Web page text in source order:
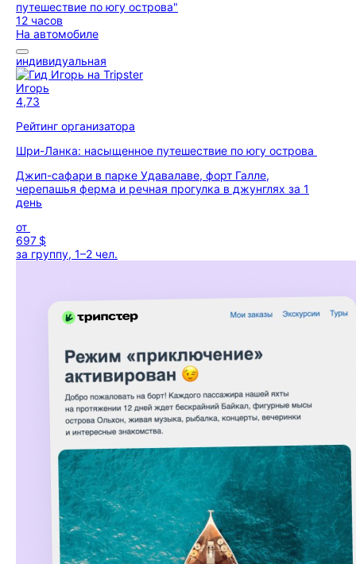
12 часов
На автомобиле
индивидуальная
Игорь
4,73
Рейтинг организатора
Шри-Ланка: насыщенное путешествие по югу острова
Джип-сафари в парке Удавалаве, форт Галле,
черепашья ферма и речная прогулка в джунглях за 1
день
от
697 $
за группу, 1–2 чел.